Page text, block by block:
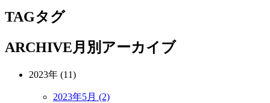
TAGタグ
ARCHIVE月別アーカイブ
2023年 (11)
2023年5月 (2)